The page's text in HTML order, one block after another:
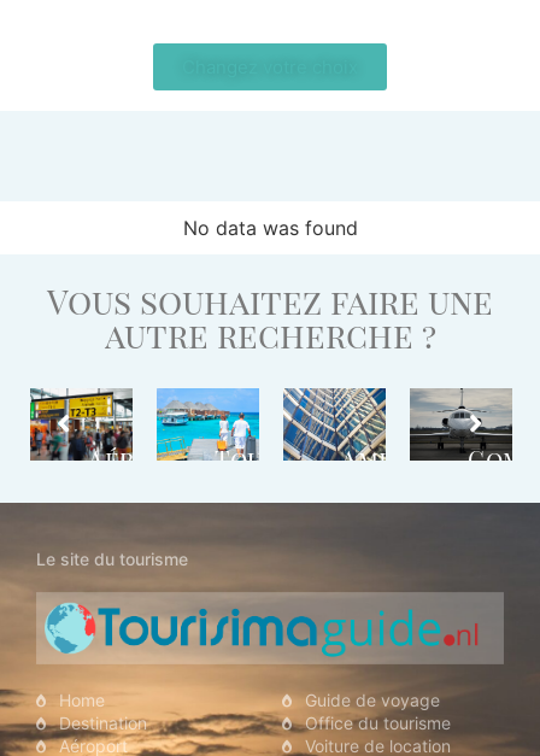
No data was found
Vous souhaitez faire une
autre recherche ?
AéroportTour
Ambassade
Le site du tourisme
Home
Destination
Aéroport
Guide de voyage
Office du tourisme
Voiture de location